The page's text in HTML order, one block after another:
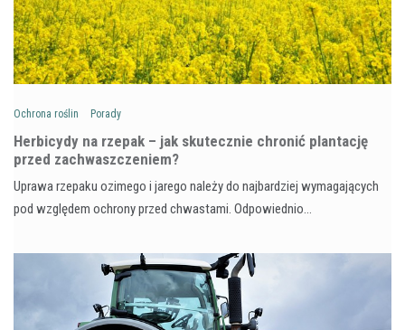
Ochrona roślin Porady
Herbicydy na rzepak – jak skutecznie chronić plantację
przed zachwaszczeniem?
Uprawa rzepaku ozimego i jarego należy do najbardziej wymagających
pod względem ochrony przed chwastami. Odpowiednio…